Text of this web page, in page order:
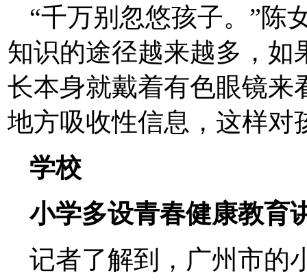
“千万别忽悠孩子。”陈
知识的途径越来越多，如
长本身就戴着有色眼镜来
地方吸收性信息，这样对
学校
小学多设青春健康教育
记者了解到，广州市的